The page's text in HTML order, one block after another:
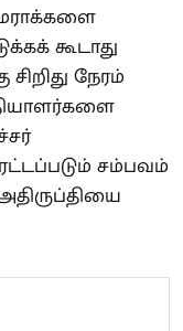
கூடாது
நேரம்
சம்பவம்